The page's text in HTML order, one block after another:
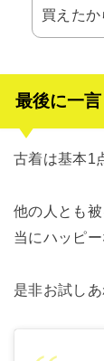
買えたか
最後に一言
古着は基本1
他の人とも
当にハッピ
是非お試しあ